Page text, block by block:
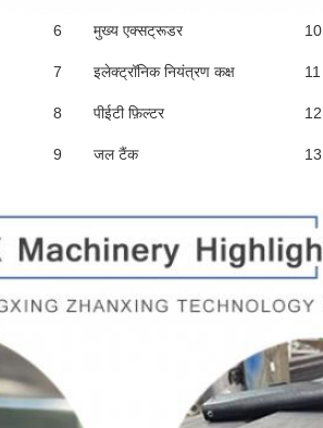
6 मुख्य एक्सट्रूडर 10
7 इलेक्ट्रॉनिक नियंत्रण कक्ष 11
8 पीईटी फ़िल्टर 12
9 जल टैंक 13